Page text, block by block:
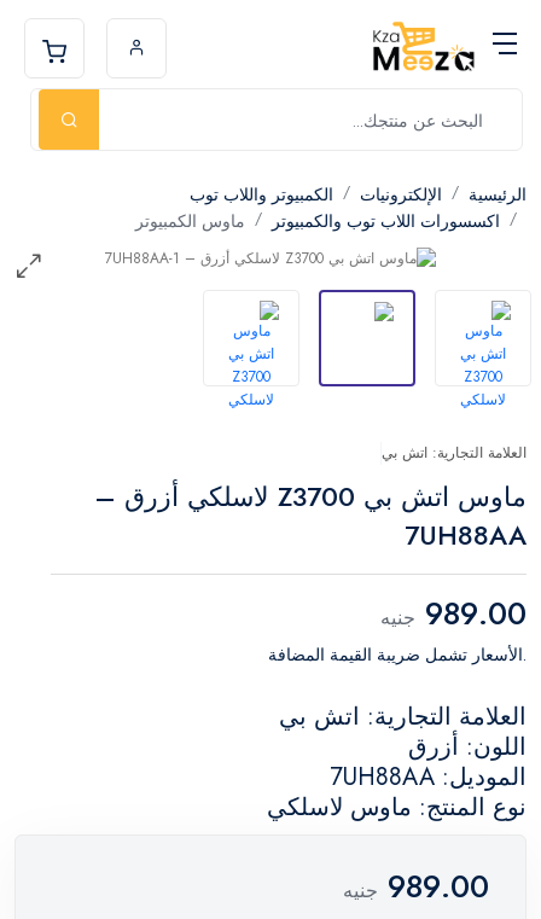
الرئيسية الإلكترونيات
الكمبيوتر واللاب توب
اكسسورات اللاب توب والكمبيوتر
ماوس الكمبيوتر
العلامة التجارية: اتش بي
ماوس اتش بي Z3700 لاسلكي أزرق –
7UH88AA
989.00 جنيه
.الأسعار تشمل ضريبة القيمة المضافة
العلامة التجارية: اتش بي
اللون: أزرق
الموديل: 7UH88AA
نوع المنتج: ماوس لاسلكي
989.00 جنيه